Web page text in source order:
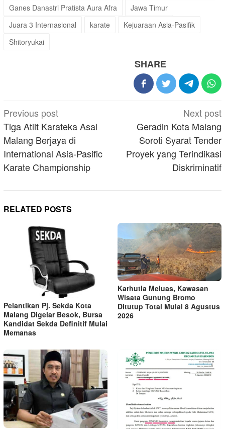
Ganes Danastri Pratista Aura Afra
Jawa Timur
Juara 3 Internasional
karate
Kejuaraan Asia-Pasifik
Shitoryukai
SHARE
Post
navigation
Previous post
Tiga Atlit Karateka Asal
Malang Berjaya di
International Asia-Pasific
Karate Championship
Next post
Geradin Kota Malang
Soroti Syarat Tender
Proyek yang Terindikasi
Diskriminatif
RELATED POSTS
Pelantikan Pj. Sekda Kota
Malang Digelar Besok, Bursa
Kandidat Sekda Definitif Mulai
Memanas
Karhutla Meluas, Kawasan
Wisata Gunung Bromo
Ditutup Total Mulai 8 Agustus
2026